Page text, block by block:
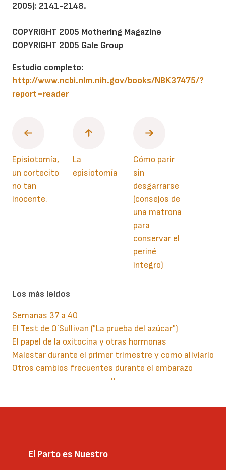
2005): 2141-2148.
COPYRIGHT 2005 Mothering Magazine
COPYRIGHT 2005 Gale Group
Estudio completo:
http://www.ncbi.nlm.nih.gov/books/NBK37475/?
report=reader
Episiotomía,
un cortecito
no tan
inocente.
La
episiotomía
Cómo parir
sin
desgarrarse
(consejos de
una matrona
para
conservar el
periné
íntegro)
Los más leidos
Semanas 37 a 40
El Test de O´Sullivan ("La prueba del azúcar")
El papel de la oxitocina y otras hormonas
Malestar durante el primer trimestre y como aliviarlo
Otros cambios frecuentes durante el embarazo
Siguiente
››
El Parto es Nuestro